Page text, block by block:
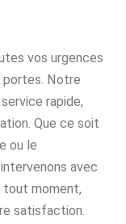
vos urgences
portes. Notre
rapide,
Que ce soit
ou le
avec
tout moment,
satisfaction.